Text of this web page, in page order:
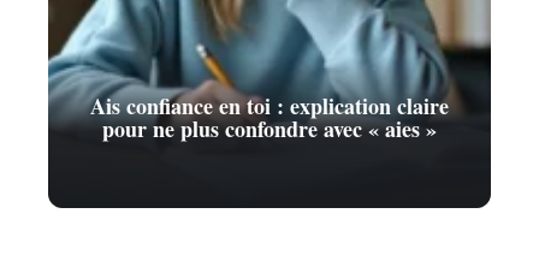
Ais confiance en toi : explication claire
pour ne plus confondre avec « aies »